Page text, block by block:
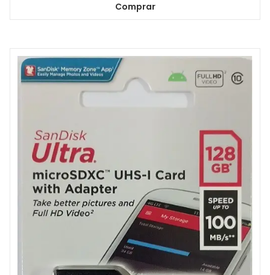
Comprar